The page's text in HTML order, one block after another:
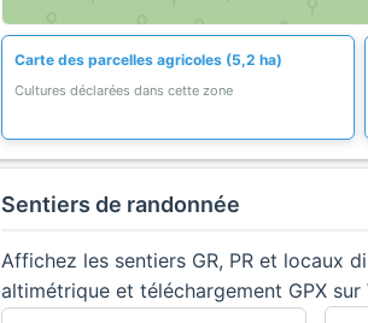
Carte des parcelles agricoles (5,2 ha)
Cultures déclarées dans cette zone
Sentiers de randonnée
Affichez les sentiers GR, PR et locaux
altimétrique et téléchargement GPX sur